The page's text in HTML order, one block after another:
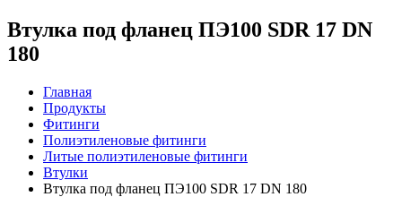
Втулка под фланец ПЭ100 SDR 17 DN
180
Главная
Продукты
Фитинги
Полиэтиленовые фитинги
Литые полиэтиленовые фитинги
Втулки
Втулка под фланец ПЭ100 SDR 17 DN 180